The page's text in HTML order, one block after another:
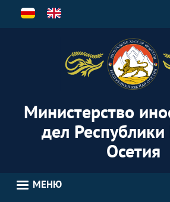
Перейти
Министерство
дел
Осетия
МЕНЮ